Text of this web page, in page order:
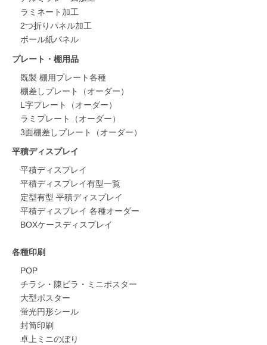
ラミネート加工
2つ折りパネル加工
ボール紙パネル
プレート・棚用品
既製 棚用プレート各種
棚差しプレート（オーダー）
L字プレート（オーダー）
ラミプレート（オーダー）
3面棚差しプレート（オーダー）
平積ディスプレイ
平積ディスプレイ
平積ディスプレイ有型一覧
定型有型 平積ディスプレイ
平積ディスプレイ 各種オーダー
BOXケースディスプレイ
各種印刷
POP
チラシ・陳ビラ・ミニポスター
大型ポスター
蛍光円形シール
封筒印刷
卓上ミニのぼり